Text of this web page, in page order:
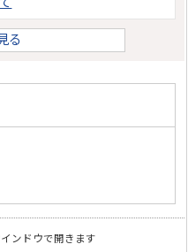
る
ンドウで開きます